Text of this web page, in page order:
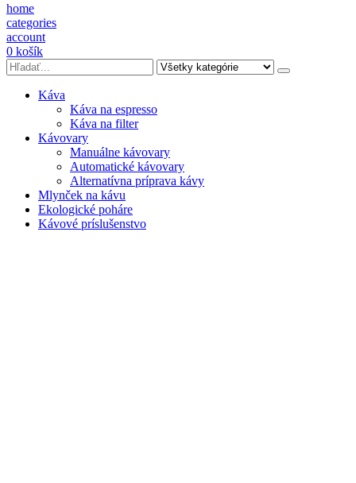
home
categories
account
0 košík
Káva
Káva na espresso
Káva na filter
Kávovary
Manuálne kávovary
Automatické kávovary
Alternatívna príprava kávy
Mlynček na kávu
Ekologické poháre
Kávové príslušenstvo